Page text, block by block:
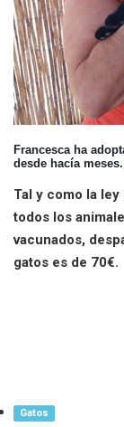
Francesca ha
desde hacía
Tal y como la
todos los
vacunados,
gatos es de 70€.
Gatos